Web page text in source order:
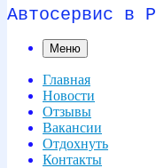
Автосервис в
Меню
Главная
Новости
Отзывы
Вакансии
Отдохнуть
Контакты